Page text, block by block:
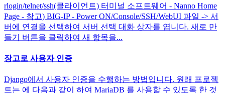
rlogin/telnet/ssh(클라이언트) 터미널 소프트웨어 - Nanno Home
Page - 참고) BIG-IP - Power ON/Console/SSH/WebUI 파일 -> 서
버에 연결을 선택하여 서버 선택 대화 상자를 엽니다. 새로 만
들기 버튼을 클릭하여 새 항목을...
장고로 사용자 인증
Django에서 사용자 인증을 수행하는 방법입니다. 원래 프로젝
트는 에 다음과 같이 하여 MariaDB 를 사용할 수 있도록 한 것